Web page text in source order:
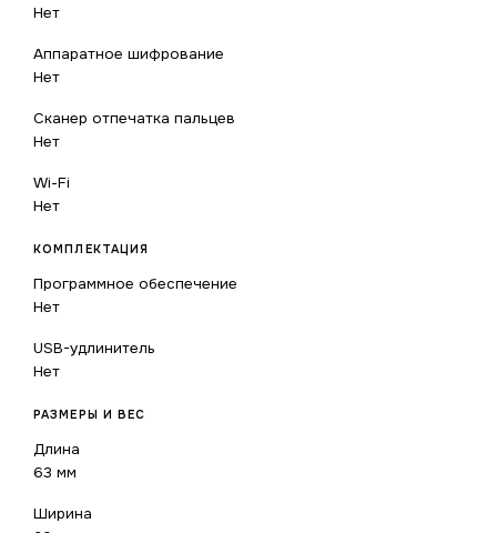
Нет
Аппаратное шифрование
Нет
Сканер отпечатка пальцев
Нет
Wi-Fi
Нет
КОМПЛЕКТАЦИЯ
Программное обеспечение
Нет
USB-удлинитель
Нет
РАЗМЕРЫ И ВЕС
Длина
63 мм
Ширина